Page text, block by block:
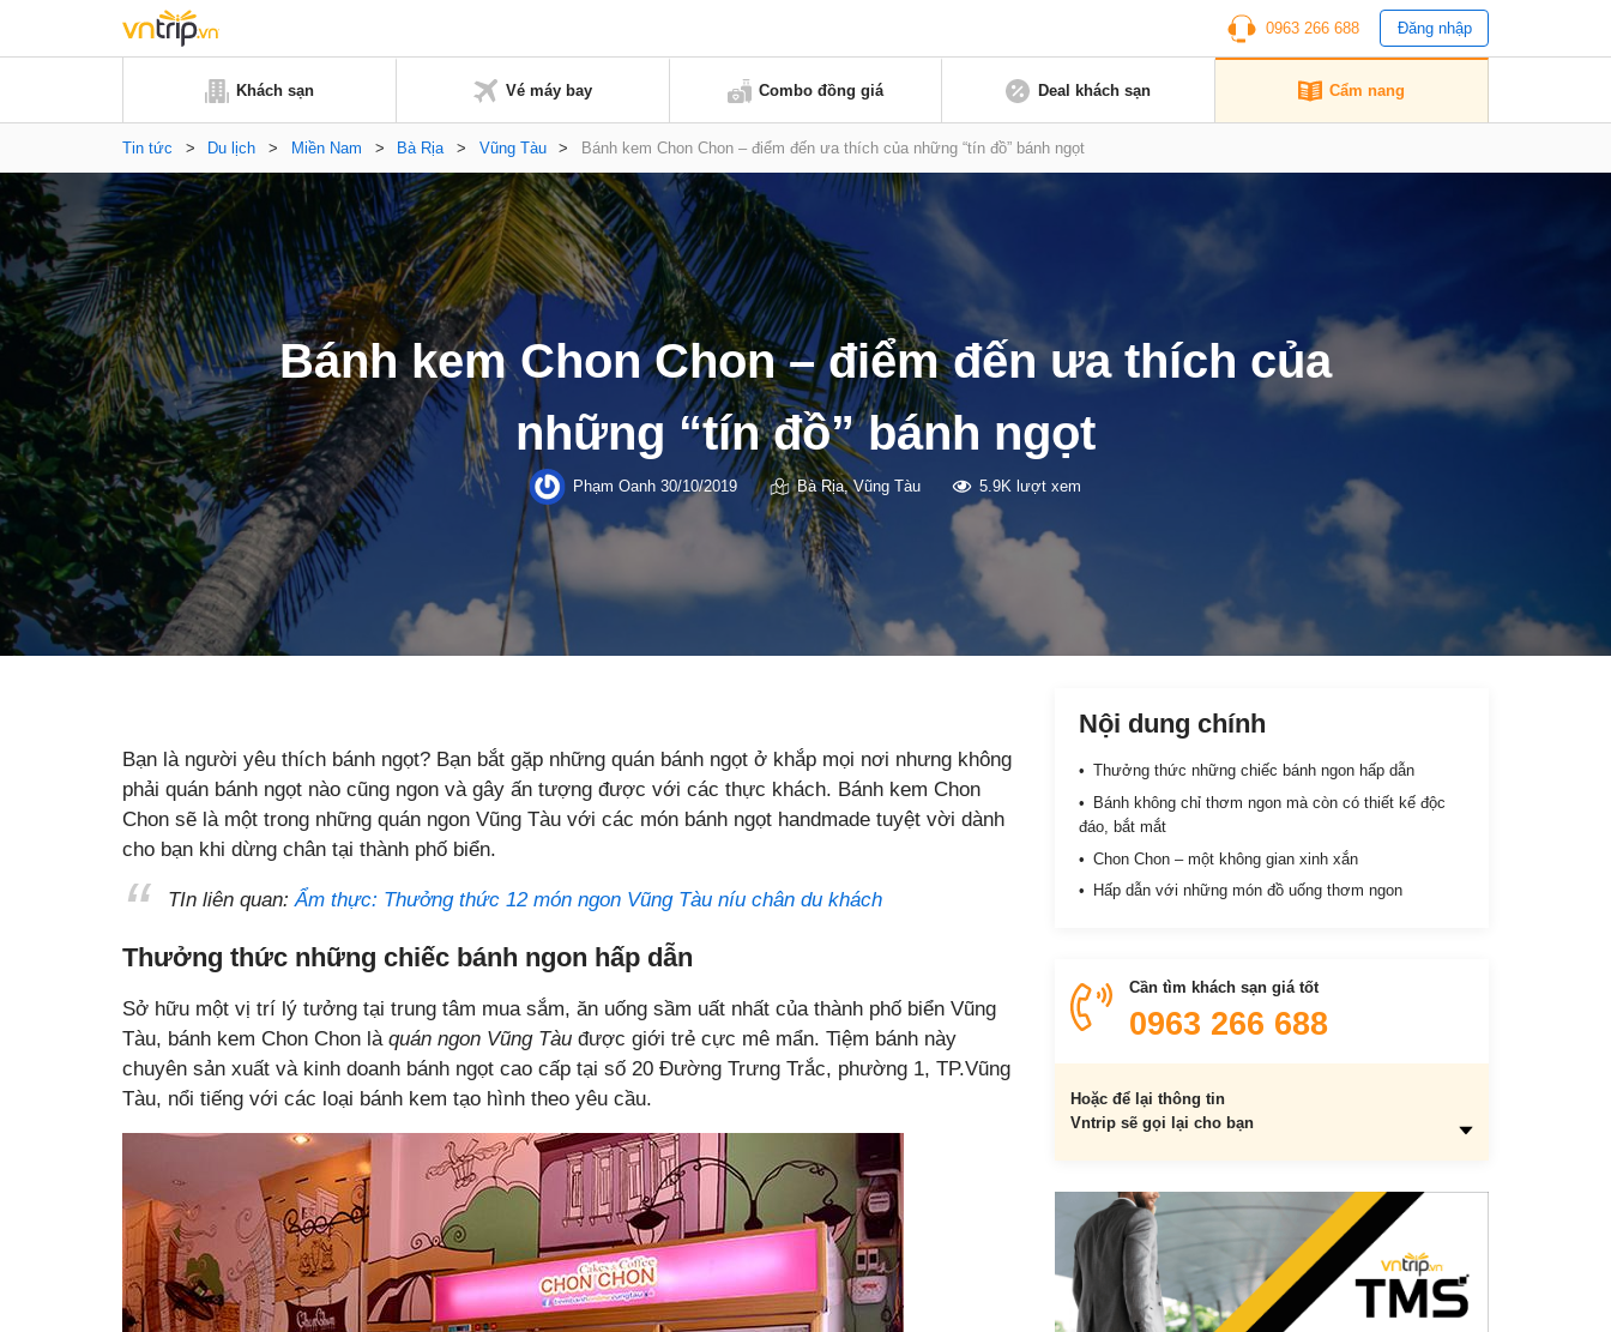
0963 266 688 Đăng nhập
Khách sạn Vé máy bay Combo đồng giá Deal khách sạn Cẩm nang
Tin tức > Du lịch > Miền Nam > Bà Rịa > Vũng Tàu > Bánh kem Chon Chon – điểm đến ưa thích của những “tín đồ” bánh ngọt
Bánh kem Chon Chon – điểm đến ưa thích của
những “tín đồ” bánh ngọt
Phạm Oanh 30/10/2019 Bà Rịa,Vũng Tàu 5.9K lượt xem
Bạn là người yêu thích bánh ngọt? Bạn bắt gặp những quán bánh ngọt ở khắp mọi nơi nhưng không
phải quán bánh ngọt nào cũng ngon và gây ấn tượng được với các thực khách. Bánh kem Chon
Chon sẽ là một trong những quán ngon Vũng Tàu với các món bánh ngọt handmade tuyệt vời dành
cho bạn khi dừng chân tại thành phố biển.
TIn liên quan:Ẩm thực: Thưởng thức 12 món ngon Vũng Tàu níu chân du khách
Thưởng thức những chiếc bánh ngon hấp dẫn
Sở hữu một vị trí lý tưởng tại trung tâm mua sắm, ăn uống sầm uất nhất của thành phố biển Vũng
Tàu, bánh kem Chon Chon là quán ngon Vũng Tàu được giới trẻ cực mê mẩn. Tiệm bánh này
chuyên sản xuất và kinh doanh bánh ngọt cao cấp tại số 20 Đường Trưng Trắc, phường 1, TP.Vũng
Tàu, nổi tiếng với các loại bánh kem tạo hình theo yêu cầu.
Nội dung chính
Thưởng thức những chiếc bánh ngon hấp dẫn
Bánh không chỉ thơm ngon mà còn có thiết kế độc
đáo, bắt mắt
Chon Chon – một không gian xinh xắn
Hấp dẫn với những món đồ uống thơm ngon
Cần tìm khách sạn giá tốt
0963 266 688
Hoặc để lại thông tin
Vntrip sẽ gọi lại cho bạn